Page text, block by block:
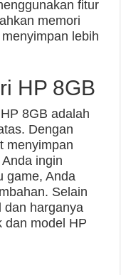
fitur
memori
lebih
HP 8GB
8GB adalah
Dengan
menyimpan
ingin
game, Anda
Selain
dan harganya
dan model HP